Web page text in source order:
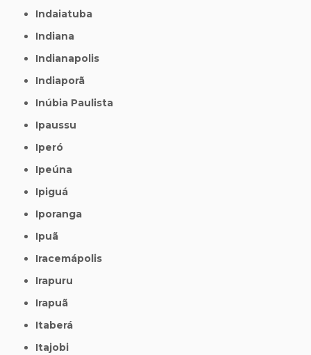
Indaiatuba
Indiana
Indianapolis
Indiaporã
Inúbia Paulista
Ipaussu
Iperó
Ipeúna
Ipiguá
Iporanga
Ipuã
Iracemápolis
Irapuru
Irapuã
Itaberá
Itajobi